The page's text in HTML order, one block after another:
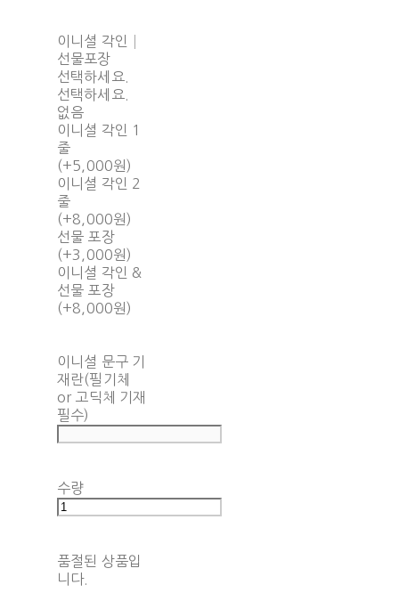
이니셜 각인│
선물포장
선택하세요.
선택하세요.
없음
이니셜 각인 1
줄
(+5,000원)
이니셜 각인 2
줄
(+8,000원)
선물 포장
(+3,000원)
이니셜 각인 &
선물 포장
(+8,000원)
이니셜 문구 기
재란(필기체
or 고딕체 기재
필수)
수량
품절된 상품입
니다.